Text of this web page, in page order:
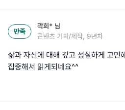
만족
곽희* 님
콘텐츠 기획/제작, 9년차
삶과 자신에 대해 깊고 성실하게 고민
집중해서 읽게되네요^^